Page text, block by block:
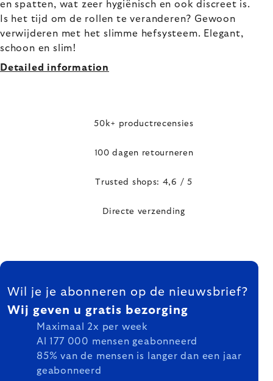
en spatten, wat zeer hygiënisch en ook discreet is.
Is het tijd om de rollen te veranderen? Gewoon
verwijderen met het slimme hefsysteem. Elegant,
schoon en slim!
Detailed information
50k+ productrecensies
100 dagen retourneren
Trusted shops: 4,6 / 5
Directe verzending
FOOTER
Wil je je abonneren op de nieuwsbrief?
Wij geven u gratis bezorging
Maximaal 2x per week
Al 177 000 mensen geabonneerd
85% van de mensen is langer dan een jaar
geabonneerd